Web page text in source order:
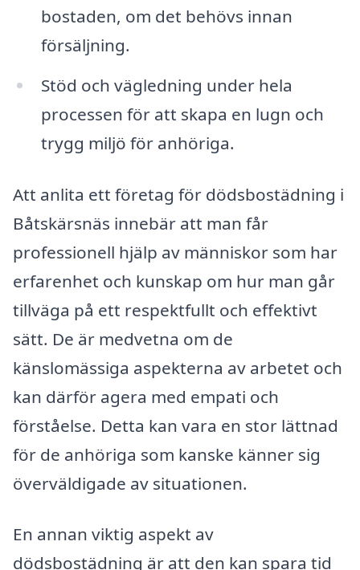
bostaden, om det behövs innan
försäljning.
Stöd och vägledning under hela
processen för att skapa en lugn och
trygg miljö för anhöriga.
Att anlita ett företag för dödsbostädning i
Båtskärsnäs innebär att man får
professionell hjälp av människor som har
erfarenhet och kunskap om hur man går
tillväga på ett respektfullt och effektivt
sätt. De är medvetna om de
känslomässiga aspekterna av arbetet och
kan därför agera med empati och
förståelse. Detta kan vara en stor lättnad
för de anhöriga som kanske känner sig
överväldigade av situationen.
En annan viktig aspekt av
dödsbostädning är att den kan spara tid